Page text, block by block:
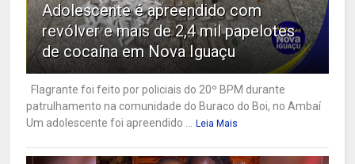
Adolescente é apreendido com
revólver e mais de 2,4 mil papelotes
de cocaína em Nova Iguaçu
Flagrante foi feito por policiais do 20º BPM durante
patrulhamento na comunidade do Buraco do Boi, no Ambaí
Um adolescente foi apreendido ...
Leia Mais